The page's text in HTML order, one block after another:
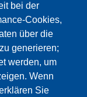
bei der
Cookies,
über die
generieren;
werden, um
Wenn
Sie
/
und
Privacy
Mitglieder